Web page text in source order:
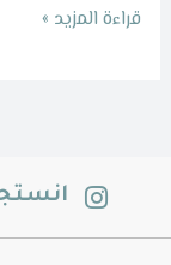
قراءة المزيد »